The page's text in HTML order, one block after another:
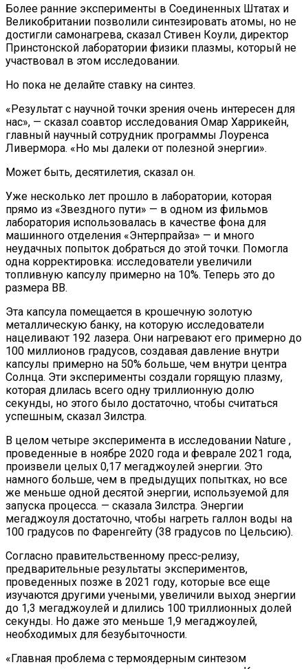
Более ранние эксперименты в Соединенных Штатах и ​​
Великобритании позволили синтезировать атомы, но не
достигли самонагрева, сказал Стивен Коули, директор
Принстонской лаборатории физики плазмы, который не
участвовал в этом исследовании.
Но пока не делайте ставку на синтез.
«Результат с научной точки зрения очень интересен для
нас», — сказал соавтор исследования Омар Харрикейн,
главный научный сотрудник программы Лоуренса
Ливермора. «Но мы далеки от полезной энергии».
Может быть, десятилетия, сказал он.
Уже несколько лет прошло в лаборатории, которая
прямо из «Звездного пути» — в одном из фильмов
лаборатория использовалась в качестве фона для
машинного отделения «Энтерпрайза» — и много
неудачных попыток добраться до этой точки. Помогла
одна корректировка: исследователи увеличили
топливную капсулу примерно на 10%. Теперь это до
размера BB.
Эта капсула помещается в крошечную золотую
металлическую банку, на которую исследователи
нацеливают 192 лазера. Они нагревают его примерно до
100 миллионов градусов, создавая давление внутри
капсулы примерно на 50% больше, чем внутри центра
Солнца. Эти эксперименты создали горящую плазму,
которая длилась всего одну триллионную долю
секунды, но этого было достаточно, чтобы считаться
успешным, сказал Зилстра.
В целом четыре эксперимента в исследовании Nature ,
проведенные в ноябре 2020 года и феврале 2021 года,
произвели целых 0,17 мегаджоулей энергии. Это
намного больше, чем в предыдущих попытках, но все
же меньше одной десятой энергии, используемой для
запуска процесса. — сказала Зилстра. Энергии
мегаджоуля достаточно, чтобы нагреть галлон воды на
100 градусов по Фаренгейту (38 градусов по Цельсию).
Согласно правительственному пресс-релизу,
предварительные результаты экспериментов,
проведенных позже в 2021 году, которые все еще
изучаются другими учеными, увеличили выход энергии
до 1,3 мегаджоулей и длились 100 триллионных долей
секунды. Но даже это меньше 1,9 мегаджоулей,
необходимых для безубыточности.
«Главная проблема с термоядерным синтезом